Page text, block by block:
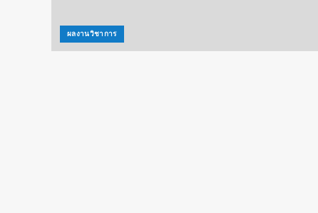
ผลงานวิชาการ